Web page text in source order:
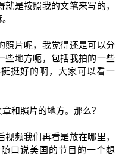
是按照我的文笔来写的，
照片呢，我觉得还是可以分
些地方呃，包括我拍的一些
挺好的啊，大家可以看一
和照片的地方。那么？
频我们再看是放在哪里，
口说美国的节目的一个想